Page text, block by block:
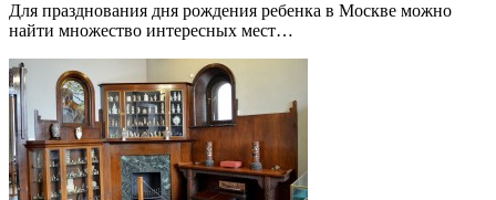
Для празднования дня рождения ребенка в Москве можно
найти множество интересных мест…